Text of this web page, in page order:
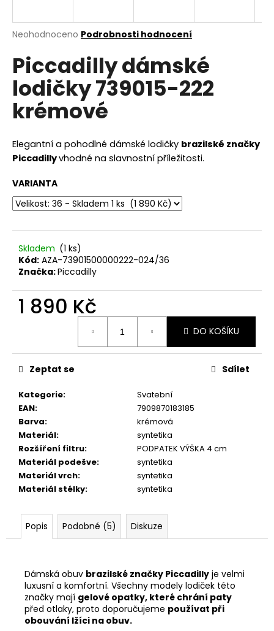
Průměrné
produktu
je
0,0
5
hvězdiček.
Neohodnoceno Podrobnosti hodnocení
Piccadilly dámské
lodičky 739015-222
krémové
Elegantní a pohodlné dámské lodičky brazilské značky
Piccadillyvhodné na slavnostní příležitosti.
VARIANTA
Skladem (1 ks)
Kód: AZA-73901500000222-024/36
Značka:Piccadilly
1 890 Kč
DO KOŠÍKU
Kategorie:
Svatební
EAN:
7909870183185
Barva:
krémová
Materiál:
syntetika
Rozšíření filtru:
PODPATEK VÝŠKA 4 cm
Materiál podešve:
syntetika
Materiál vrch:
syntetika
Materiál stélky: syntetika
Zeptat se Sdílet
Popis Podobné (5) Diskuze
Dámská obuv brazilské značky Piccadilly je velmi
luxusní a komfortní. Všechny modely lodiček této
značky mají gelové opatky, které chrání paty
před otlaky, proto doporučujeme používat při
obouvání lžíci na obuv.
j
t
?
HLEDAT
D
o
o
u
č
u
DÁMSKÉ
POLOBOTKY
S017001-
STARORŮŽOVÉ
490
Kč